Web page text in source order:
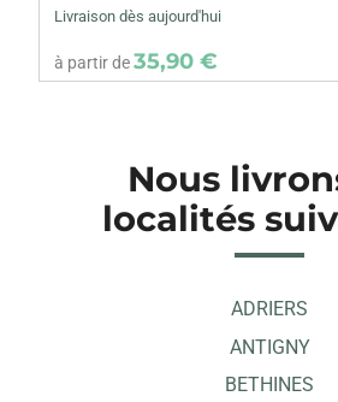
Livraison dès aujourd'hui
à partir de35,90 €
Nous
localités
ADRIERS
ANTIGNY
BETHINES